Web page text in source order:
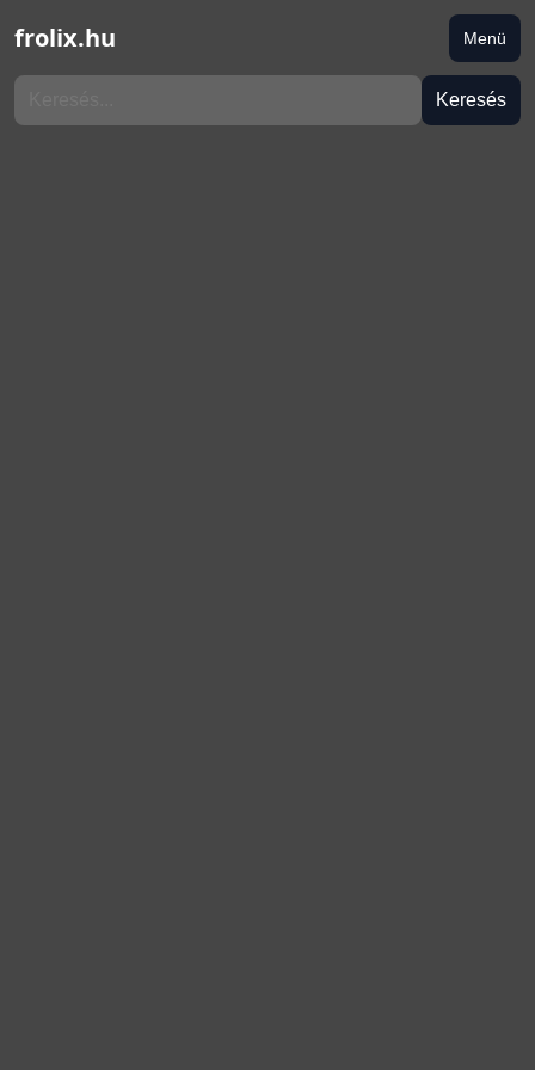
frolix.hu
Keresés
Menü